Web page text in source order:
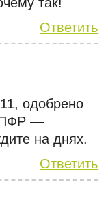
Ответить
одобрено
ПФР —
на днях.
Ответить